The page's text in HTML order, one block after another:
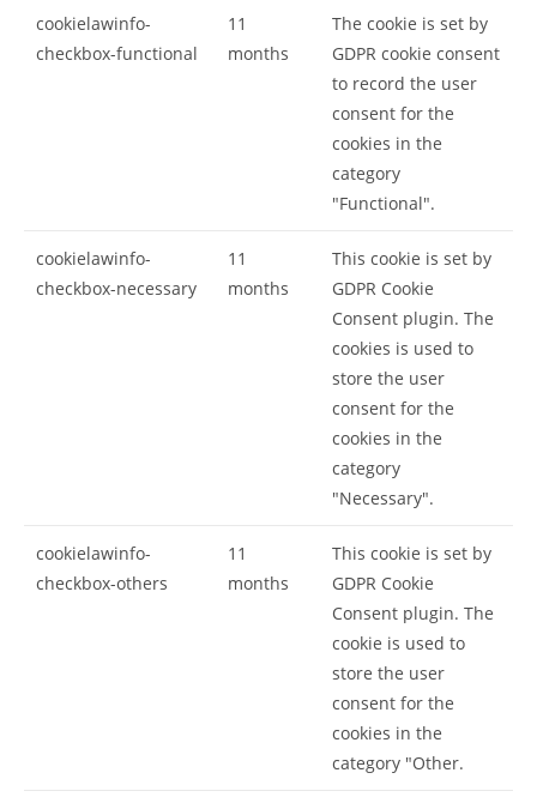
cookielawinfo-
checkbox-functional
11
months
The cookie is set by
GDPR cookie consent
to record the user
consent for the
cookies in the
category
"Functional".
cookielawinfo-
checkbox-necessary
11
months
This cookie is set by
GDPR Cookie
Consent plugin. The
cookies is used to
store the user
consent for the
cookies in the
category
"Necessary".
cookielawinfo-
checkbox-others
11
months
This cookie is set by
GDPR Cookie
Consent plugin. The
cookie is used to
store the user
consent for the
cookies in the
category "Other.